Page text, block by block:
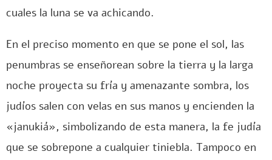
cuales la luna se va achicando.
En el preciso momento en que se pone el sol, las
penumbras se enseñorean sobre la tierra y la larga
noche proyecta su fría y amenazante sombra, los
judíos salen con velas en sus manos y encienden la
«janukiá», simbolizando de esta manera, la fe judía
que se sobrepone a cualquier tiniebla. Tampoco en